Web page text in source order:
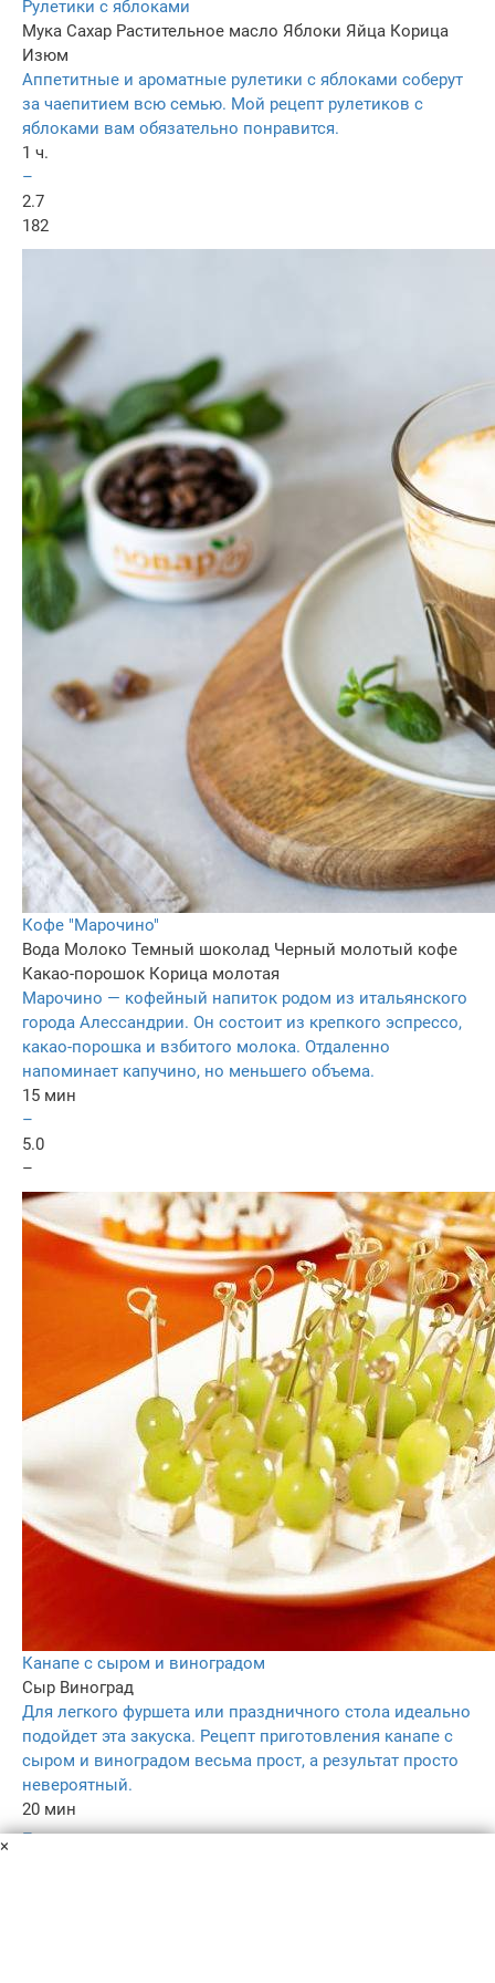
Рулетики с яблоками
Мука Сахар Растительное масло Яблоки Яйца Корица
Изюм
Аппетитные и ароматные рулетики с яблоками соберут
за чаепитием всю семью. Мой рецепт рулетиков с
яблоками вам обязательно понравится.
1 ч.
–
2.7
182
Кофе "Марочино"
Вода Молоко Темный шоколад Черный молотый кофе
Какао-порошок Корица молотая
Марочино — кофейный напиток родом из итальянского
города Алессандрии. Он состоит из крепкого эспрессо,
какао-порошка и взбитого молока. Отдаленно
напоминает капучино, но меньшего объема.
15 мин
–
5.0
–
Канапе с сыром и виноградом
Сыр Виноград
Для легкого фуршета или праздничного стола идеально
подойдет эта закуска. Рецепт приготовления канапе с
сыром и виноградом весьма прост, а результат просто
невероятный.
20 мин
–
×